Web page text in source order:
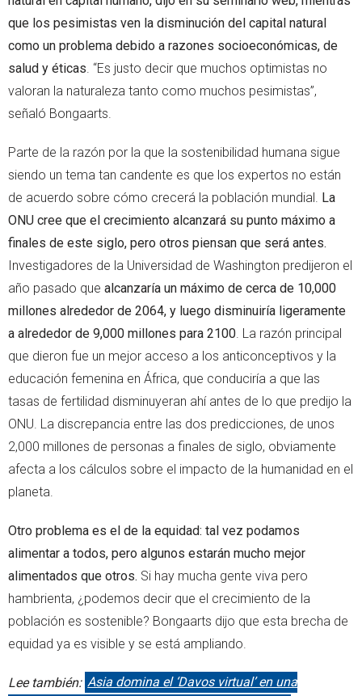
que los pesimistas ven la disminución del capital natural
como un problema debido a razones socioeconómicas, de
salud y éticas . “Es justo decir que muchos optimistas no
valoran la naturaleza tanto como muchos pesimistas”,
señaló Bongaarts.
Parte de la razón por la que la sostenibilidad humana sigue
siendo un tema tan candente es que los expertos no están
de acuerdo sobre cómo crecerá la población mundial. La
ONU cree que el crecimiento alcanzará su punto máximo a
finales de este siglo, pero otros piensan que será antes.
Investigadores de la Universidad de Washington predijeron el
año pasado que alcanzaría un máximo de cerca de 10,000
millones alrededor de 2064, y luego disminuiría ligeramente
a alrededor de 9,000 millones para 2100 . La razón principal
que dieron fue un mejor acceso a los anticonceptivos y la
educación femenina en África, que conduciría a que las
tasas de fertilidad disminuyeran ahí antes de lo que predijo la
ONU. La discrepancia entre las dos predicciones, de unos
2,000 millones de personas a finales de siglo, obviamente
afecta a los cálculos sobre el impacto de la humanidad en el
planeta.
Otro problema es el de la equidad: tal vez podamos
alimentar a todos, pero algunos estarán mucho mejor
alimentados que otros. Si hay mucha gente viva pero
hambrienta, ¿podemos decir que el crecimiento de la
población es sostenible? Bongaarts dijo que esta brecha de
equidad ya es visible y se está ampliando.
Lee también: Asia domina el ‘Davos virtual’ en una